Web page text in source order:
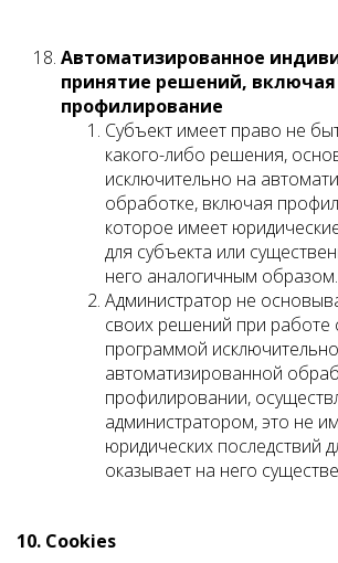
Автоматизированное
принятие решений, включая
профилирование
Субъект имеет право не
какого-либо решения,
исключительно на
обработке, включая
которое имеет
для субъекта или
него аналогичным образом.
Администратор не
своих решений при работе
программой
автоматизированной
профилировании,
администратором, это не
юридических последствий
оказывает на него
10. Cookies